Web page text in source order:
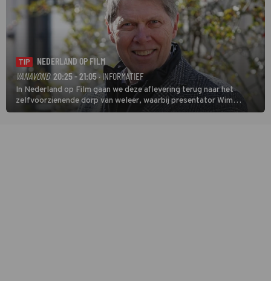
TIP
NEDERLAND OP FILM
VANAVOND 20:25 - 21:05· INFORMATIEF
In Nederland op Film gaan we deze aflevering terug naar het
zelfvoorzienende dorp van weleer, waarbij presentator Wim
Daniëls de kijkers meeneemt op reis door de tijd aan de hand van